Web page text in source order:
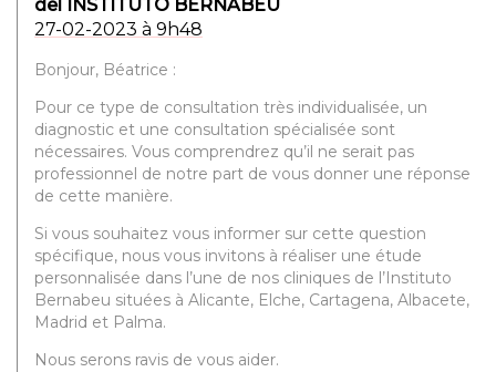
del INSTITUTO BERNABEU
27-02-2023 à 9h48
Bonjour, Béatrice :
Pour ce type de consultation très individualisée, un
diagnostic et une consultation spécialisée sont
nécessaires. Vous comprendrez qu’il ne serait pas
professionnel de notre part de vous donner une réponse
de cette manière.
Si vous souhaitez vous informer sur cette question
spécifique, nous vous invitons à réaliser une étude
personnalisée dans l’une de nos cliniques de l’Instituto
Bernabeu situées à Alicante, Elche, Cartagena, Albacete,
Madrid et Palma.
Nous serons ravis de vous aider.